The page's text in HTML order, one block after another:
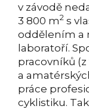
v závodě
3 800 m2 s
oddělením a
laboratoří.
pracovníků
a
práce
cyklistiku.